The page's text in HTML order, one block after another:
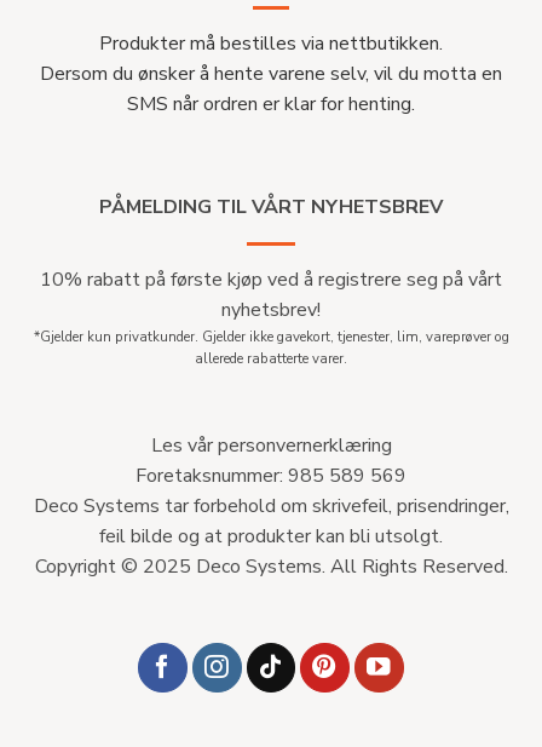
Produkter må bestilles via nettbutikken.
Dersom du ønsker å hente varene selv, vil du motta en
SMS når ordren er klar for henting.
PÅMELDING TIL VÅRT NYHETSBREV
10% rabatt på første kjøp ved å registrere seg på vårt
nyhetsbrev!
*Gjelder kun privatkunder. Gjelder ikke gavekort, tjenester, lim, vareprøver og
allerede rabatterte varer.
Les vår personvernerklæring
Foretaksnummer: 985 589 569
Deco Systems tar forbehold om skrivefeil, prisendringer,
feil bilde og at produkter kan bli utsolgt.
Copyright © 2025 Deco Systems. All Rights Reserved.